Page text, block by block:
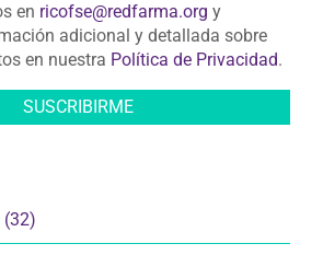
en ricofse@redfarma.org y
adicional y detallada sobre
en nuestra Política de Privacidad.
(32)